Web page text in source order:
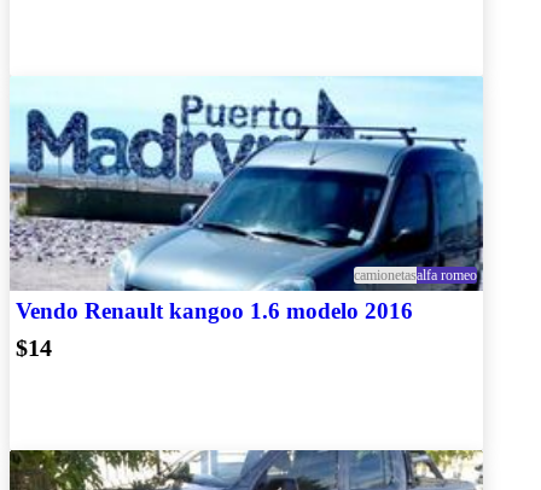
camionetasalfa romeo
Vendo Renault kangoo 1.6 modelo 2016
$14